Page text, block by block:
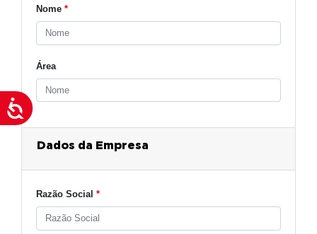
Acessibilidade
Nome *
Área
Dados da Empresa
Razão Social *